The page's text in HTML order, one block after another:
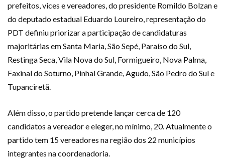
prefeitos, vices e vereadores, do presidente Romildo Bolzan e
do deputado estadual Eduardo Loureiro, representação do
PDT definiu priorizar a participação de candidaturas
majoritárias em Santa Maria, São Sepé, Paraíso do Sul,
Restinga Seca, Vila Nova do Sul, Formigueiro, Nova Palma,
Faxinal do Soturno, Pinhal Grande, Agudo, São Pedro do Sul e
Tupanciretã.
Além disso, o partido pretende lançar cerca de 120
candidatos a vereador e eleger, no mínimo, 20. Atualmente o
partido tem 15 vereadores na região dos 22 municípios
integrantes na coordenadoria.